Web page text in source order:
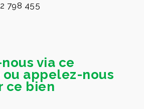
798 455
via ce
appelez-nous
ce bien